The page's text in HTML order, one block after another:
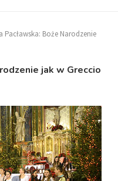
Pacławska: Boże Narodzenie
jak w Greccio